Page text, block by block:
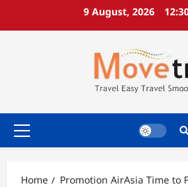
9 August, 2026
Primary
Home Promotion AirAsia Time to